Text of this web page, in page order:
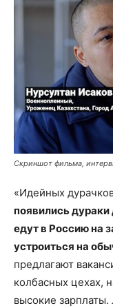
Скриншот фильма,
«Идейных
появились
едут в Россию на
устроиться на
предлагают
колбасных цехах,
высокие